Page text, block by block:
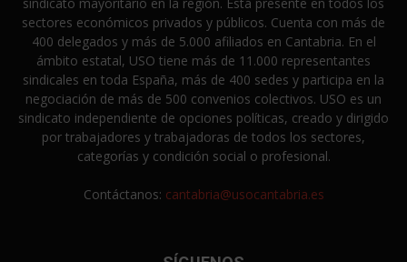
sectores económicos privados y públicos. Cuenta con más de
400 delegados y más de 5.000 afiliados en Cantabria. En el
ámbito estatal, USO tiene más de 11.000 representantes
sindicales en toda España, más de 400 sedes y participa en la
negociación de más de 500 convenios colectivos. USO es un
sindicato independiente de opciones políticas, creado y dirigido
por trabajadores y trabajadoras de todos los sectores,
categorías y condición social o profesional.
Contáctanos: cantabria@usocantabria.es